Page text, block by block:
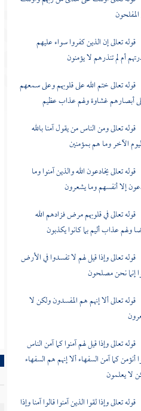
قوله تعالى إن الذين كفروا سواء عليهم
أم لم تنذرهم لا يؤمنون
قوله تعالى ختم الله على قلوبهم وعلى سمعهم
أبصارهم غشاوة ولهم عذاب عظيم
قوله تعالى ومن الناس من يقول آمنا بالله
الآخر وما هم بمؤمنين
قوله تعالى يخادعون الله والذين آمنوا وما
إلا أنفسهم وما يشعرون
قوله تعالى في قلوبهم مرض فزادهم الله
ولهم عذاب أليم بما كانوا يكذبون
قوله تعالى وإذا قيل لهم لا تفسدوا في الأرض
إنما نحن مصلحون
قوله تعالى ألا إنهم هم المفسدون ولكن لا
قوله تعالى وإذا قيل لهم آمنوا كما آمن الناس
أنؤمن كما آمن السفهاء ألا إنهم هم السفهاء
لا يعلمون
قوله تعالى وإذا لقوا الذين آمنوا قالوا آمنا وإذا